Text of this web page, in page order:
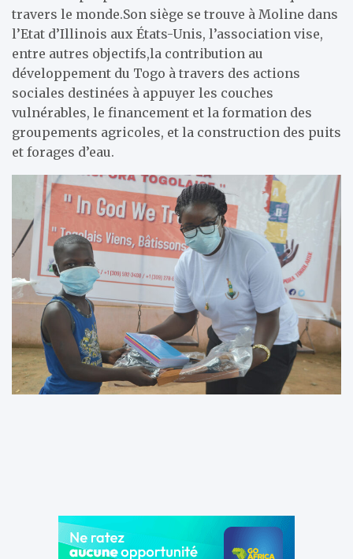
travers le monde.Son siège se trouve à Moline dans
l’Etat d’Illinois aux États-Unis, l’association vise,
entre autres objectifs,la contribution au
développement du Togo à travers des actions
sociales destinées à appuyer les couches
vulnérables, le financement et la formation des
groupements agricoles, et la construction des puits
et forages d’eau.